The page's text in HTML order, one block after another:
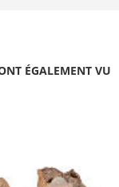
ÉGALEMENT VU